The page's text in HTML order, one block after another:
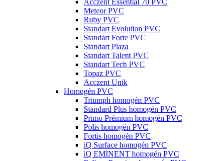
Acczent Essential 70 PVC
Meteor PVC
Ruby PVC
Standart Evolution PVC
Standart Forte PVC
Standart Plaza
Standart Talent PVC
Standart Tech PVC
Topaz PVC
Acczent Unik
Homogén PVC
Triumph homogén PVC
Standard Plus homogén PVC
Primo Prémium homogén PVC
Polis homogén PVC
Fortis homogén PVC
iQ Surface homogén PVC
iQ EMINENT homogén PVC